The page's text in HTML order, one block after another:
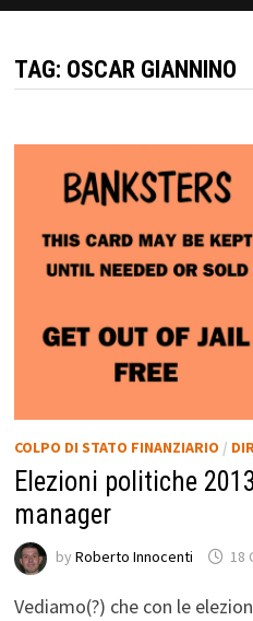
TAG: OSCAR GIANNINO
COLPO DI STATO FINANZIARIO /
Elezioni politiche
manager
by Roberto Innocenti 18
Vediamo(?) che con le